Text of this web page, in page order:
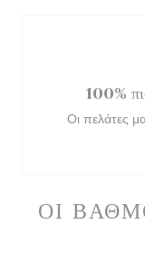
ΟΙ
100%
Οι πελάτες